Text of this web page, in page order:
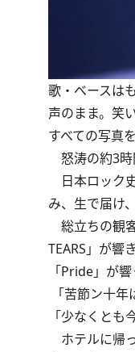
歌・ベースは
声のまま。笑
すべての写真
怒涛の約3時
日本ロック
み、生で届け
総立ちの観
TEARS」が響
「Pride」が
「苦節ン十
「少なくとも
ホテルに帰